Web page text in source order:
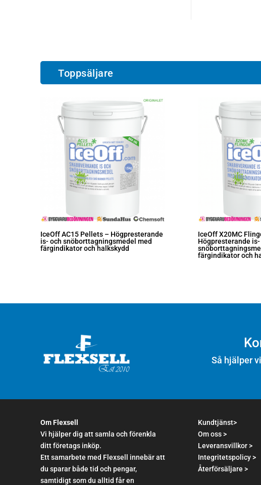
Toppsäljare
IceOff AC15 Pellets – Högpresterande
is- och snöborttagningsmedel med
färgindikator och halkskydd
IceOff X20MC
Högpresterande is-
färgindikator och
Så hjälper
Om Flexsell
Vi hjälper dig att samla och förenkla
ditt företags inköp.
Ett samarbete med Flexsell innebär att
du sparar både tid och pengar,
samtidigt som du alltid får en
Kundtjänst>
Om oss >
Leveransvillkor >
Integritetspolicy >
Återförsäljare >